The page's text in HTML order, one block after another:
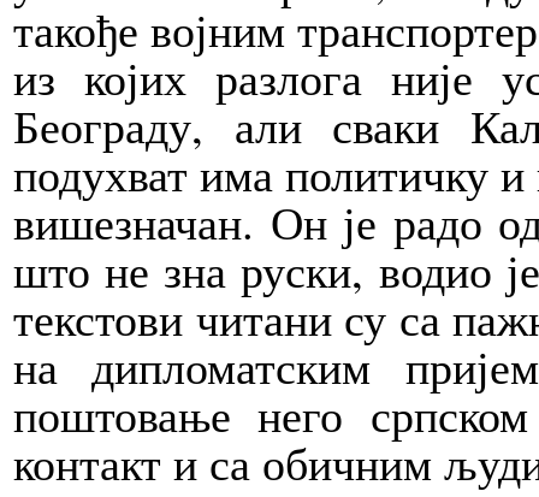
такође војним
из којих разлога није
Београду, али сваки
подухват има политичку
вишезначан. Он је радо
што не зна руски, водио
текстови читани су са
на дипломатским
поштовање него
контакт и са обичним